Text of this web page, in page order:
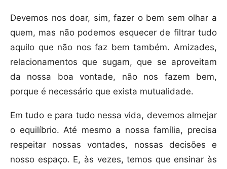
Devemos nos doar, sim, fazer o bem sem olhar a
quem, mas não podemos esquecer de filtrar tudo
aquilo que não nos faz bem também. Amizades,
relacionamentos que sugam, que se aproveitam
da nossa boa vontade, não nos fazem bem,
porque é necessário que exista mutualidade.
Em tudo e para tudo nessa vida, devemos almejar
o equilíbrio. Até mesmo a nossa família, precisa
respeitar nossas vontades, nossas decisões e
nosso espaço. E, às vezes, temos que ensinar às